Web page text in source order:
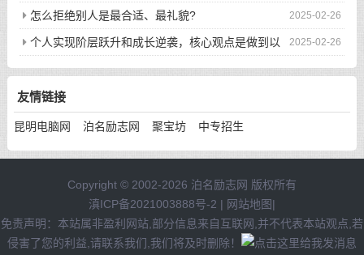
2025-02-26
怎么拒绝别人是最合适、最礼貌?
2025-02-26
个人实现阶层跃升和成长逆袭，核心观点是做到以
下八件事
友情链接
昆明电脑网 泊名励志网 聚宝坊 中专招生
Copyright © 2002-2026 泊名励志网 版权所有
滇ICP备2021003888号-2 | 网站地图|
免责声明：本站属非盈利网站,部分信息来自互联网,并不代表本站观点,若
侵害了您的利益,请联系我们,我们将及时删除！